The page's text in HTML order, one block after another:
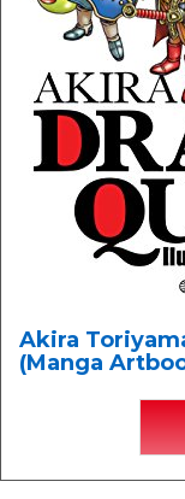
Akira
(Manga